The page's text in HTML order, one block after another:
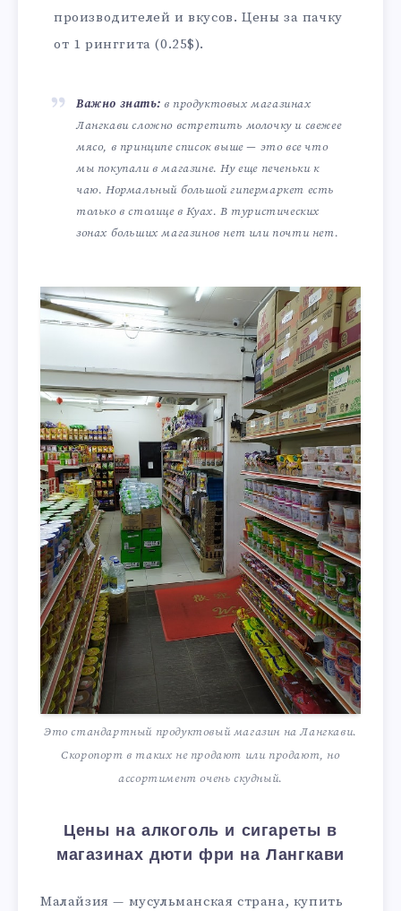
производителей и вкусов. Цены за пачку
от 1 ринггита (0.25$).
Важно знать: в продуктовых магазинах
Лангкави сложно встретить молочку и свежее
мясо, в принципе список выше — это все что
мы покупали в магазине. Ну еще печеньки к
чаю. Нормальный большой гипермаркет есть
только в столице в Куах. В туристических
зонах больших магазинов нет или почти нет.
Это стандартный продуктовый магазин на Лангкави.
Скоропорт в таких не продают или продают, но
ассортимент очень скудный.
Цены на алкоголь и сигареты в
магазинах дюти фри на Лангкави
Малайзия — мусульманская страна, купить